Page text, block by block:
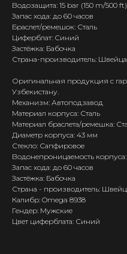
Водозащита: 15 bar (150 m/500 ft)
Запас хода: до 60 часов
Браслет/ремешок: Сталь
Циферблат: Синий
Застёжка: Бабочка
Страна-производитель:
Оригинальная продукция с
Узбекистану.
Механизм: Автоподзавод
Материал корпуса: Сталь
Материал браслета/ремешка:
Диаметр корпуса: 43 мм
Стекло: Сапфировое
Водонепроницаемость корпуса:
Запас хода: до 60 часов
Застёжка: Бабочка
Страна - производитель:
Калибр: Omega 8938
Гендер: Мужские
Цвет циферблата: Синий